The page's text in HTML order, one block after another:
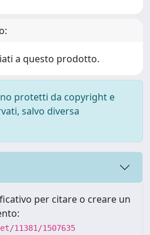
a questo prodotto.
protetti da copyright e
salvo diversa
per citare o creare un
11381/1507635